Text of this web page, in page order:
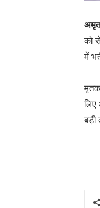
को
में
मृतक
लिए
बड़ी